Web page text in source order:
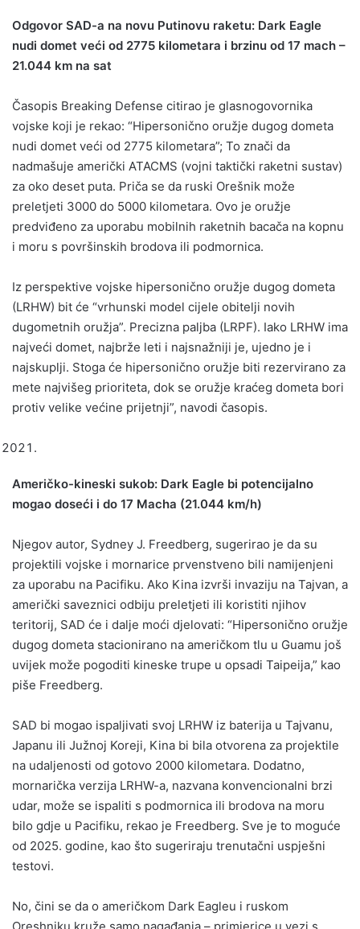
Odgovor SAD-a na novu Putinovu raketu: Dark Eagle
nudi domet veći od 2775 kilometara i brzinu od 17 mach –
21.044 km na sat
Časopis Breaking Defense citirao je glasnogovornika
vojske koji je rekao: “Hipersonično oružje dugog dometa
nudi domet veći od 2775 kilometara”; To znači da
nadmašuje američki ATACMS (vojni taktički raketni sustav)
za oko deset puta. Priča se da ruski Orešnik može
preletjeti 3000 do 5000 kilometara. Ovo je oružje
predviđeno za uporabu mobilnih raketnih bacača na kopnu
i moru s površinskih brodova ili podmornica.
Iz perspektive vojske hipersonično oružje dugog dometa
(LRHW) bit će “vrhunski model cijele obitelji novih
dugometnih oružja”. Precizna paljba (LRPF). Iako LRHW ima
najveći domet, najbrže leti i najsnažniji je, ujedno je i
najskuplji. Stoga će hipersonično oružje biti rezervirano za
mete najvišeg prioriteta, dok se oružje kraćeg dometa bori
protiv velike većine prijetnji”, navodi časopis.
Američko-kineski sukob: Dark Eagle bi potencijalno
mogao doseći i do 17 Macha (21.044 km/h)
Njegov autor, Sydney J. Freedberg, sugerirao je da su
projektili vojske i mornarice prvenstveno bili namijenjeni
za uporabu na Pacifiku. Ako Kina izvrši invaziju na Tajvan, a
američki saveznici odbiju preletjeti ili koristiti njihov
teritorij, SAD će i dalje moći djelovati: “Hipersonično oružje
dugog dometa stacionirano na američkom tlu u Guamu još
uvijek može pogoditi kineske trupe u opsadi Taipeija,” kao
piše Freedberg.
SAD bi mogao ispaljivati ​​svoj LRHW iz baterija u Tajvanu,
Japanu ili Južnoj Koreji, Kina bi bila otvorena za projektile
na udaljenosti od gotovo 2000 kilometara. Dodatno,
mornarička verzija LRHW-a, nazvana konvencionalni brzi
udar, može se ispaliti s podmornica ili brodova na moru
bilo gdje u Pacifiku, rekao je Freedberg. Sve je to moguće
od 2025. godine, kao što sugeriraju trenutačni uspješni
testovi.
No, čini se da o američkom Dark Eagleu i ruskom
Oreshniku ​​kruže samo nagađanja – primjerice u vezi s